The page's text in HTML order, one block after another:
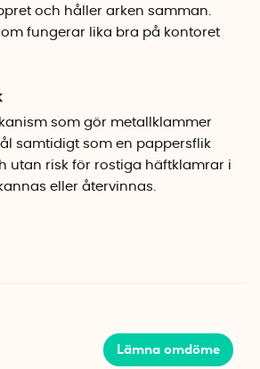
och håller arken samman.
fungerar lika bra på kontoret
som gör metallklammer
samtidigt som en pappersflik
utan risk för rostiga häftklamrar i
eller återvinnas.
Lämna omdöme